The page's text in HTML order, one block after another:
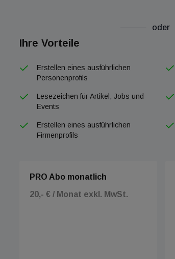
oder
Ihre Vorteile
Erstellen eines ausführlichen
Personenprofils
Lesezeichen für Artikel, Jobs und
Events
Erstellen eines ausführlichen
Firmenprofils
PRO Abo monatlich
20,- € / Monat exkl. MwSt.